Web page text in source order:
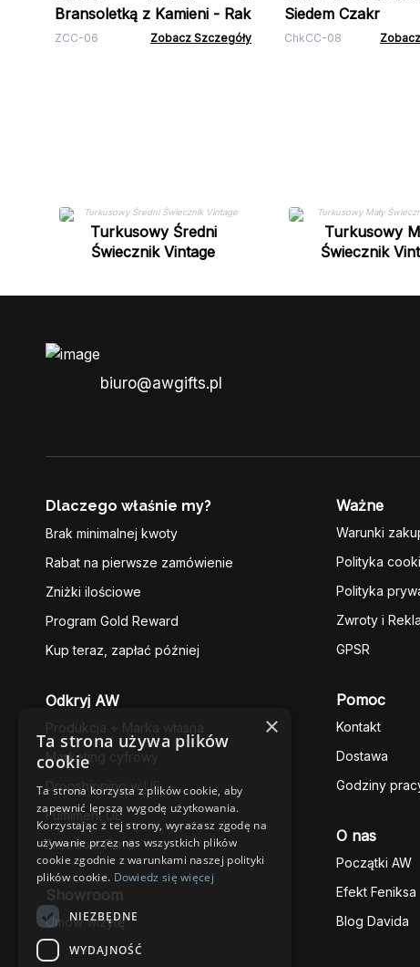
Bransoletką z Kamieni - Rak
ZCC-06 Zobacz Szczegóły
Siedem Czakr
ChkCC-08
Turkusowy Średni
Świecznik Vintage
Turkusowy
Świecznik
biuro@awgifts.pl
Dlaczego właśnie my?
Brak minimalnej kwoty
Rabat na pierwsze zamówienie
Zniżki ilościowe
Program Gold Reward
Kup teraz, zapłać później
Odkryj AW
Produkcja + Marka własna
Marketing cyfrowy
Dropshipping w UE
Fulfilment UE
Freedom Fund
Showroom
Umów wizytę
Ważne
Warunki
Polityka
Polityka
Zwroty i
GPSR
Pomoc
Kontakt
Dostawa
Godziny
O nas
Początki AW
Efekt Feniksa
Blog Davida
×
Ta strona używa plików
cookie
Ta strona korzysta z plików cookie, aby
zapewnić lepszą wygodę użytkowania.
Korzystając z tej strony, wyrażasz zgodę na
używanie przez nas wszystkich plików
cookie zgodnie z warunkami naszej polityki
plików cookie. Dowiedz się więcej
NIEZBĘDNE
WYDAJNOŚĆ